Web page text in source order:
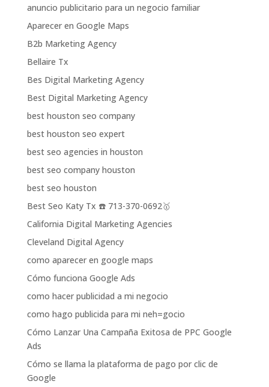
anuncio publicitario para un negocio familiar
Aparecer en Google Maps
B2b Marketing Agency
Bellaire Tx
Bes Digital Marketing Agency
Best Digital Marketing Agency
best houston seo company
best houston seo expert
best seo agencies in houston
best seo company houston
best seo houston
Best Seo Katy Tx ☎️ 713-370-0692🥇
California Digital Marketing Agencies
Cleveland Digital Agency
como aparecer en google maps
Cómo funciona Google Ads
como hacer publicidad a mi negocio
como hago publicida para mi neh=gocio
Cómo Lanzar Una Campaña Exitosa de PPC Google
Ads
Cómo se llama la plataforma de pago por clic de
Google